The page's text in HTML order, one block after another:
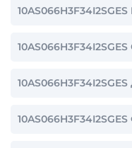
10AS066H3F34I2SGES